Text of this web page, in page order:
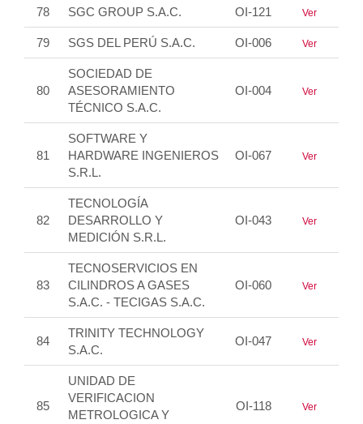
78 SGC GROUP S.A.C. OI-121 Ver
79 SGS DEL PERÚ S.A.C. OI-006 Ver
80
SOCIEDAD DE
ASESORAMIENTO
TÉCNICO S.A.C.
OI-004 Ver
81
SOFTWARE Y
HARDWARE INGENIEROS
S.R.L.
OI-067 Ver
82
TECNOLOGÍA
DESARROLLO Y
MEDICIÓN S.R.L.
OI-043 Ver
83
TECNOSERVICIOS EN
CILINDROS A GASES
S.A.C. - TECIGAS S.A.C.
OI-060 Ver
84
TRINITY TECHNOLOGY
S.A.C.
OI-047 Ver
85
UNIDAD DE
VERIFICACION
METROLOGICA Y
OI-118 Ver